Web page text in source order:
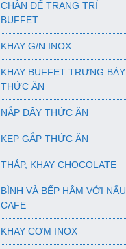
CHÂN ĐẾ TRANG TRÍ
BUFFET
KHAY G/N INOX
KHAY BUFFET TRƯNG BÀY
THỨC ĂN
NẮP ĐẬY THỨC ĂN
KẸP GẮP THỨC ĂN
THÁP, KHAY CHOCOLATE
BÌNH VÀ BẾP HÂM VỚI NẤU
CAFE
KHAY CƠM INOX